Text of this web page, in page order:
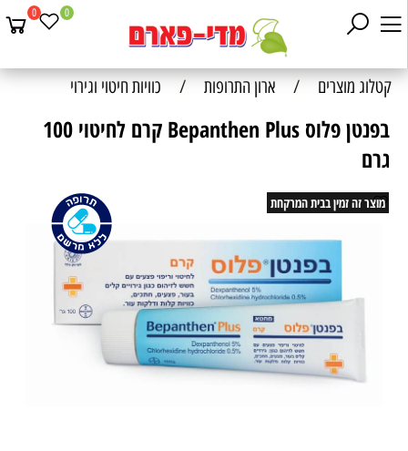
0 0
קטלוג מוצרים / ארון התרופות / כוויות חיטוי וגירוי
בפנטן פלוס Bepanthen Plus קרם לחיטוי 100
גרם
מוצר זה זמין בבית המרקחת